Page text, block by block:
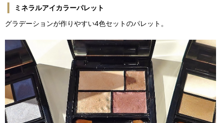
ミネラルアイカラーパレット
グラデーションが作りやすい4色セットのパレット。